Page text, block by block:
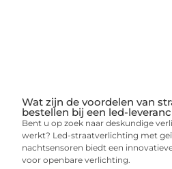
Wat zijn de voordelen van
bestellen bij een led-
Bent u op zoek naar deskundige
werkt? Led-straatverlichting met
nachtsensoren biedt een
voor openbare verlichting.